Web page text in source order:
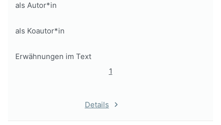
als Autor*in
als Koautor*in
Erwähnungen im Text
1
Details